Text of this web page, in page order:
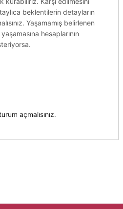
beklentilerin detayların
Yaşamamış belirlenen
hesaplarının
açmalısınız.